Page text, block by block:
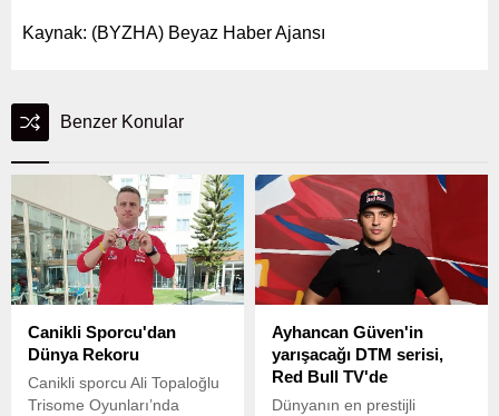
Kaynak: (BYZHA) Beyaz Haber Ajansı
Benzer Konular
Canikli Sporcu'dan
Dünya Rekoru
Canikli sporcu Ali Topaloğlu
Trisome Oyunları’nda
Ayhancan Güven'in
yarışacağı DTM serisi,
Red Bull TV'de
Dünyanın en prestijli